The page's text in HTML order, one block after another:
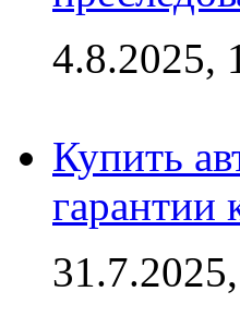
4.8.2025,
Купить
гарантии